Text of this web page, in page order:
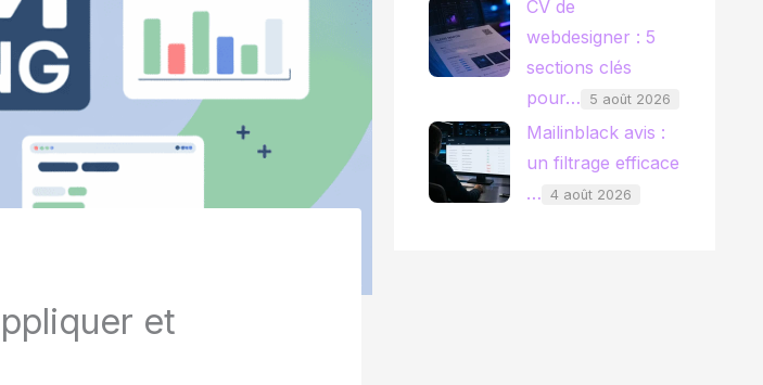
et
CV de
webdesigner : 5
sections clés
pour…
5 août 2026
Mailinblack avis :
un filtrage efficace
… 4 août 2026